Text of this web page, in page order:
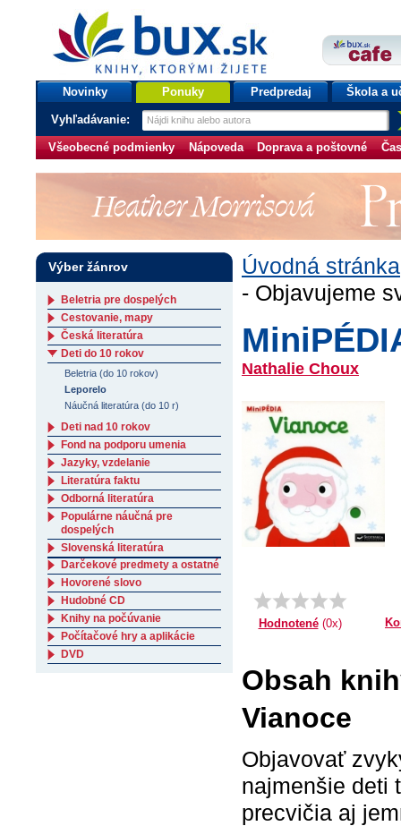
bux.sk
knihy, ktorými žijete
Úvodná stránka
Novinky Ponuky Predpredaj Škola a
Vyhľadávanie:
Všeobecné podmienky Nápoveda Doprava a poštovné
Úvodná stránka
- Objavujeme
Nathalie Choux
Hodnotené(0x)
Obsah
Vianoce
Objavovať
najmenšie deti
precvičia aj
Výber žánrov
Beletria pre dospelých
Cestovanie, mapy
Česká literatúra
Deti do 10 rokov
Beletria (do 10 rokov)
Leporelo
Náučná literatúra (do 10 r)
Deti nad 10 rokov
Fond na podporu umenia
Jazyky, vzdelanie
Literatúra faktu
Odborná literatúra
Populárne náučná pre
dospelých
Slovenská literatúra
Darčekové predmety a ostatné
Hovorené slovo
Hudobné CD
Knihy na počúvanie
Počítačové hry a aplikácie
DVD